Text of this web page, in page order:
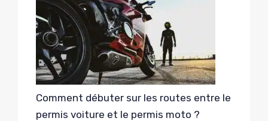
Comment débuter sur les routes entre le
permis voiture et le permis moto ?